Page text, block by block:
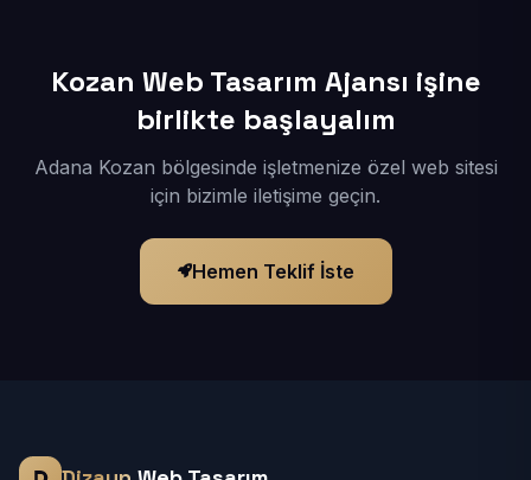
Kozan Web Tasarım Ajansı işine
birlikte başlayalım
Adana Kozan bölgesinde işletmenize özel web sitesi
için bizimle iletişime geçin.
Hemen Teklif İste